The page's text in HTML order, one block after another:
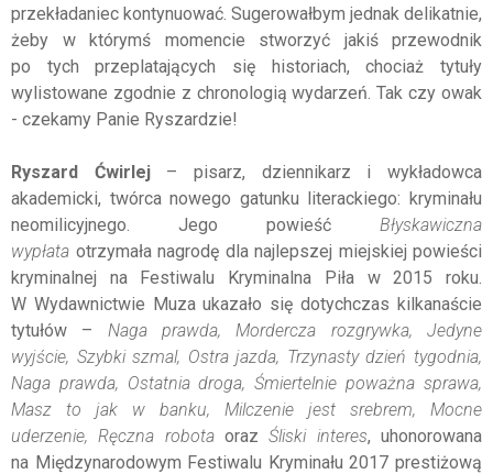
przekładaniec kontynuować. Sugerowałbym jednak delikatnie,
żeby w którymś momencie stworzyć jakiś przewodnik
po tych przeplatających się historiach, chociaż tytuły
wylistowane zgodnie z chronologią wydarzeń. Tak czy owak
- czekamy Panie Ryszardzie!
Ryszard Ćwirlej– pisarz, dziennikarz i wykładowca
akademicki, twórca nowego gatunku literackiego: kryminału
neomilicyjnego. Jego powieść Błyskawiczna
wypłata otrzymała nagrodę dla najlepszej miejskiej powieści
kryminalnej na Festiwalu Kryminalna Piła w 2015 roku.
W Wydawnictwie Muza ukazało się dotychczas kilkanaście
tytułów – Naga prawda, Mordercza rozgrywka, Jedyne
wyjście, Szybki szmal, Ostra jazda, Trzynasty dzień tygodnia,
Naga prawda, Ostatnia droga, Śmiertelnie poważna sprawa,
Masz to jak w banku, Milczenie jest srebrem, Mocne
uderzenie, Ręczna robotaorazŚliski interes, uhonorowana
na Międzynarodowym Festiwalu Kryminału 2017 prestiżową